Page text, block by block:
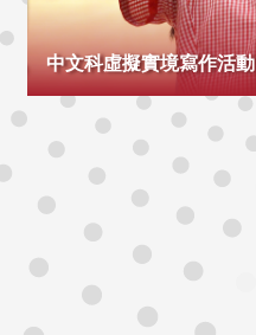
中文科虛擬實境寫作活動